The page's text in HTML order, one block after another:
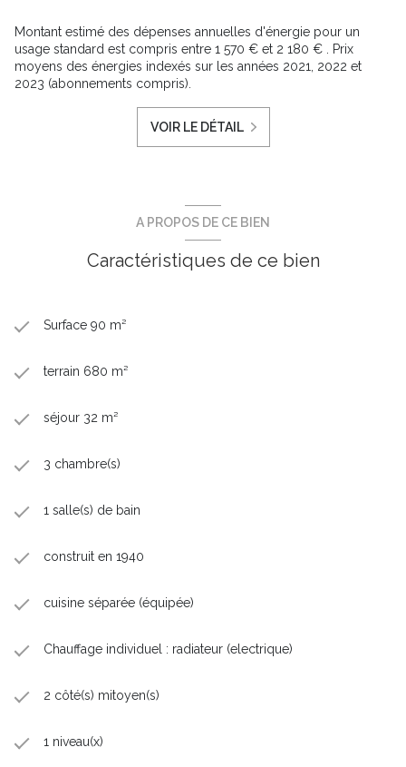
Montant estimé des dépenses annuelles d'énergie pour un
usage standard est compris entre 1 570 € et 2 180 € . Prix
moyens des énergies indexés sur les années 2021, 2022 et
2023 (abonnements compris).
VOIR LE DÉTAIL
A PROPOS DE CE BIEN
Caractéristiques de ce bien
Surface 90 m²
terrain 680 m²
séjour 32 m²
3 chambre(s)
1 salle(s) de bain
construit en 1940
cuisine séparée (équipée)
Chauffage individuel : radiateur (electrique)
2 côté(s) mitoyen(s)
1 niveau(x)